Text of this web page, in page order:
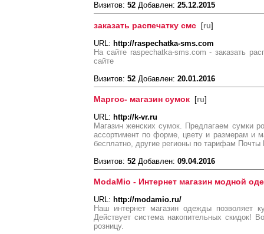
Визитов: 52 Добавлен: 25.12.2015
заказать распечатку смс [ru]
URL: http://raspechatka-sms.com
На сайте raspechatka-sms.com - заказать
сайте
Визитов: 52 Добавлен: 20.01.2016
Маргос- магазин сумок [ru]
URL: http://k-vr.ru
Магазин женских сумок. Предлагаем сумки
ассортимент по форме, цвету и размерам и
бесплатно, другие регионы по тарифам Почты
Визитов: 52 Добавлен: 09.04.2016
ModaMio - Интернет магазин модной
URL: http://modamio.ru/
Наш интернет магазин одежды позволяет
Действует система накопительных скидок!
розницу.